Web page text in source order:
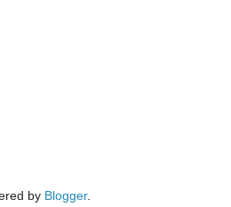
by Blogger.